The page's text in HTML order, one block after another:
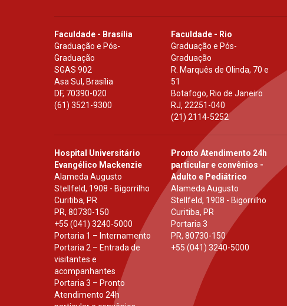
Faculdade - Brasília
Graduação e Pós-
Graduação
SGAS 902
Asa Sul, Brasília
DF, 70390-020
(61) 3521-9300
Faculdade - Rio
Graduação e Pós-
Graduação
R. Marquês de Olinda, 70 e
51
Botafogo, Rio de Janeiro
RJ,22251-040
(21) 2114-5252
Hospital Universitário
Evangélico Mackenzie
Alameda Augusto
Stellfeld, 1908 - Bigorrilho
Curitiba, PR
PR, 80730-150
+55 (041) 3240-5000
Portaria 1 – Internamento
Portaria 2 – Entrada de
visitantes e
acompanhantes
Portaria 3 – Pronto
Atendimento 24h
Pronto Atendimento 24h
particular e convênios -
Adulto e Pediátrico
Alameda Augusto
Stellfeld, 1908 - Bigorrilho
Curitiba, PR
Portaria 3
PR,80730-150
+55 (041) 3240-5000